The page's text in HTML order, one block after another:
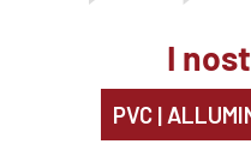
I
PVC |